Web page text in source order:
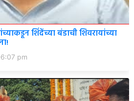
शिंदेंच्या बंडाची शिवरायांच्या
pm